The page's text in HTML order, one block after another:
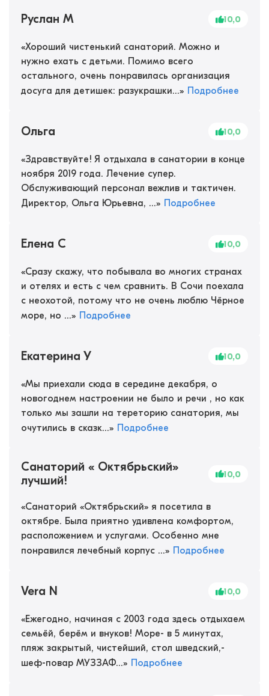
Руслан М 10,0
«Хороший чистенький санаторий. Можно и
нужно ехать с детьми. Помимо всего
остального, очень понравилась организация
досуга для детишек: разукрашки...» Подробнее
Ольга 10,0
«Здравствуйте! Я отдыхала в санатории в конце
ноября 2019 года. Лечение супер.
Обслуживающий персонал вежлив и тактичен.
Директор, Ольга Юрьевна, ...» Подробнее
Елена С 10,0
«Сразу скажу, что побывала во многих странах
и отелях и есть с чем сравнить. В Сочи поехала
с неохотой, потому что не очень люблю Чёрное
море, но ...» Подробнее
Екатерина У 10,0
«Мы приехали сюда в середине декабря, о
новогоднем настроении не было и речи , но как
только мы зашли на тереторию санатория, мы
очутились в сказк...» Подробнее
Санаторий « Октябрьский»
лучший!
10,0
«Санаторий «Октябрьский» я посетила в
октябре. Была приятно удивлена комфортом,
расположением и услугами. Особенно мне
понравился лечебный корпус ...» Подробнее
Vera N 10,0
«Ежегодно, начиная с 2003 года здесь отдыхаем
семьёй, берём и внуков! Море- в 5 минутах,
пляж закрытый, чистейший, стол шведский,-
шеф-повар МУЗЗАФ...» Подробнее